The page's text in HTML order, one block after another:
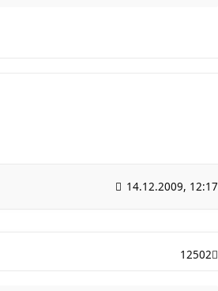
14.12.2009, 12:17
12502